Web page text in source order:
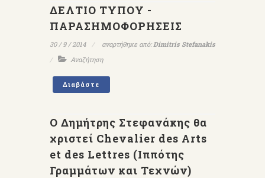
ΔΕΛΤΙΟ ΤΥΠΟΥ -
ΠΑΡΑΣΗΜΟΦΟΡΗΣΕΙΣ
30 / 9 / 2014 αναρτήθηκε από:Dimitris Stefanakis
Αναζήτηση
Διαβάστε
Ο Δημήτρης Στεφανάκης θα
χριστεί Chevalier des Arts
et des Lettres (Ιππότης
Γραμμάτων και Τεχνών)